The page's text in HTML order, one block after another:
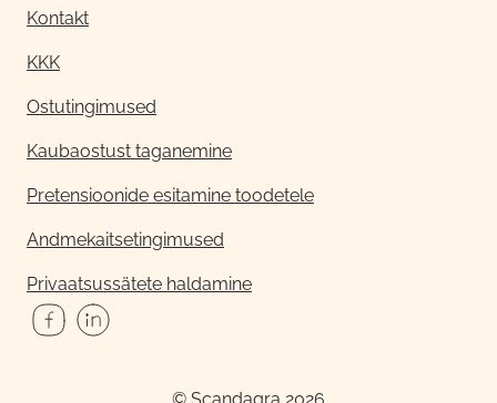
Kontakt
KKK
Ostutingimused
Kaubaostust taganemine
Pretensioonide esitamine toodetele
Andmekaitsetingimused
Privaatsussätete haldamine